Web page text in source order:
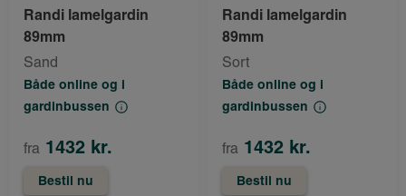
Randi lamelgardin
89mm
Sand
Både online og i
gardinbussen
fra 1432 kr.
Bestil nu
Randi lamelgardin
89mm
Sort
Både online og i
gardinbussen
fra 1432 kr.
Bestil nu